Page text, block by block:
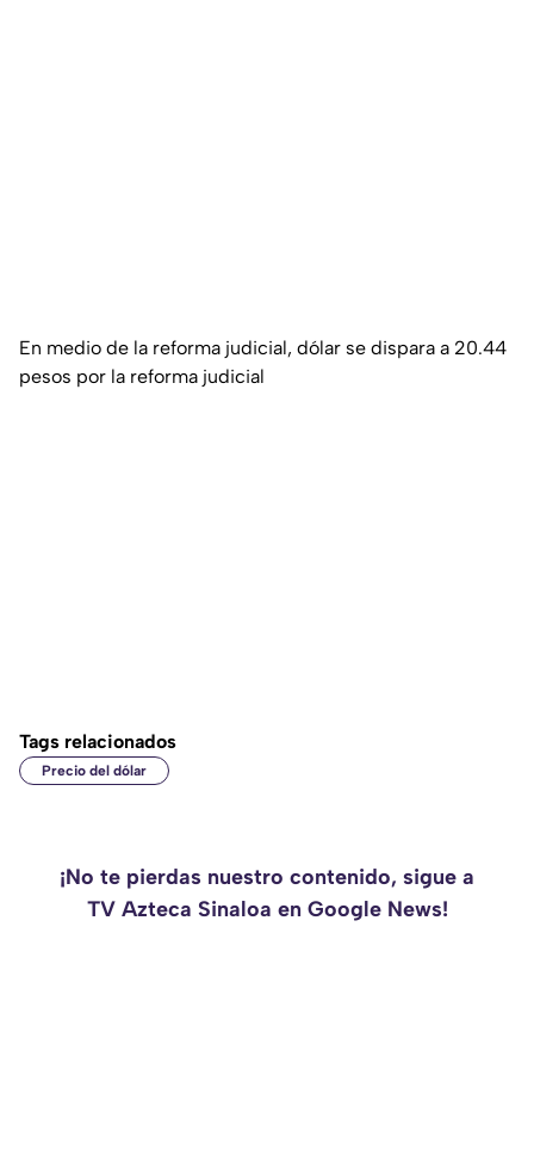
En medio de la reforma judicial, dólar se dispara a 20.44
pesos por la reforma judicial
Tags relacionados
Precio del dólar
¡No te pierdas nuestro contenido, sigue a
TV Azteca Sinaloa en Google News!